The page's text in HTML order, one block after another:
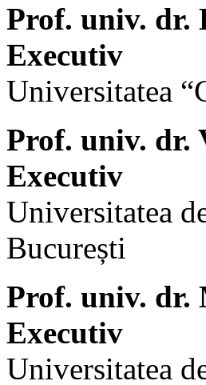
Prof. univ. dr.
Executiv
Universitatea
Prof. univ. dr.
Executiv
Universitatea
București
Prof. univ. dr.
Executiv
Universitatea